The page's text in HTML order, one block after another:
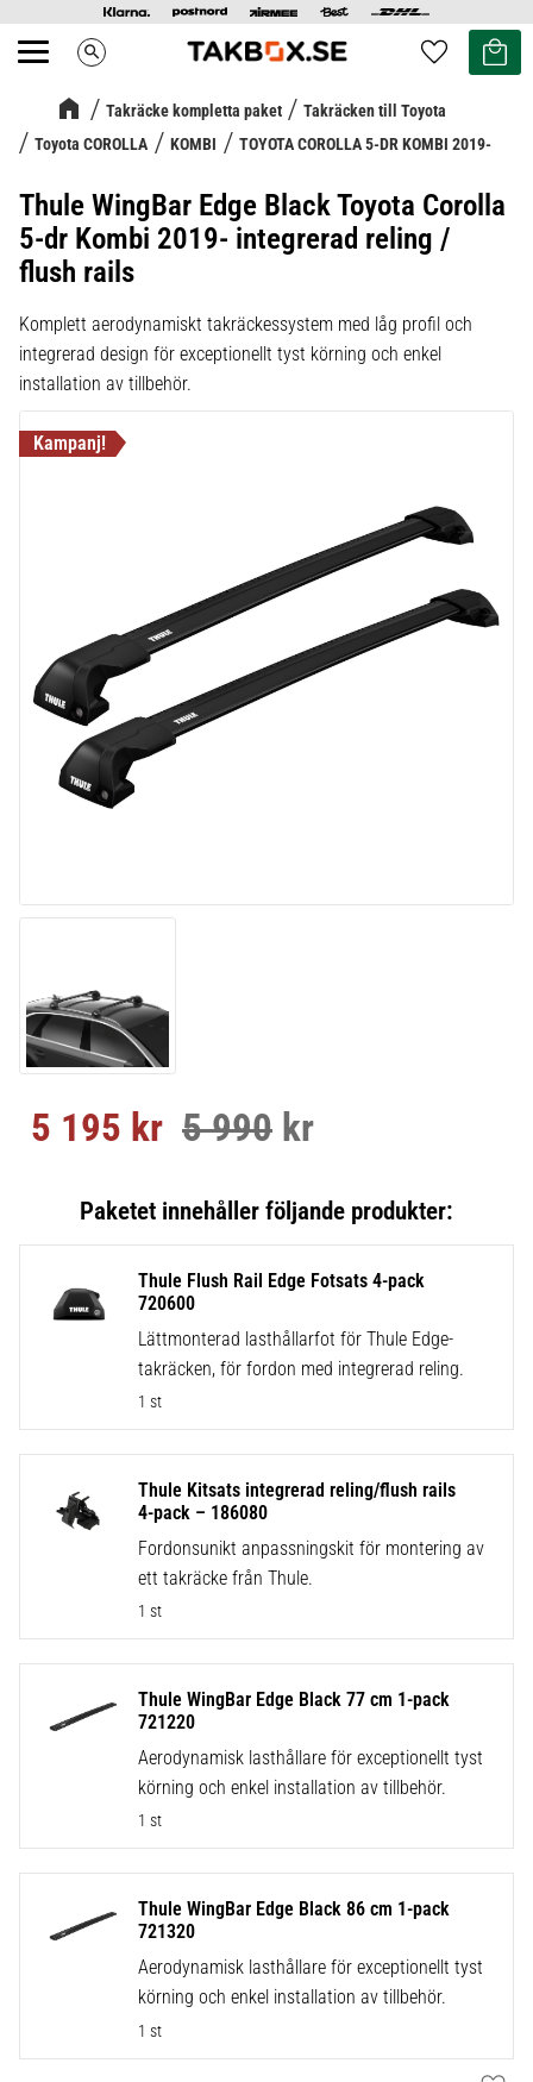
Meny search Favoriter
Kundvagn
Takräcke kompletta paket
Takräcken till Toyota
Toyota COROLLA
KOMBI TOYOTA COROLLA 5-DR KOMBI 2019-
Thule WingBar Edge Black Toyota Corolla
5-dr Kombi 2019- integrerad reling /
flush rails
Komplett aerodynamiskt takräckessystem med låg profil och
integrerad design för exceptionellt tyst körning och enkel
installation av tillbehör.
Nedsatt pris:
5 195 kr Ordinarie pris:
5 990 kr
Thule Flush Rail Edge Fotsats 4-pack
720600
Lättmonterad lasthållarfot för Thule Edge-
takräcken, för fordon med integrerad reling.
1 st
Thule Kitsats integrerad reling/flush rails
4-pack – 186080
Fordonsunikt anpassningskit för montering av
ett takräcke från Thule.
1 st
Thule WingBar Edge Black 77 cm 1-pack
721220
Aerodynamisk lasthållare för exceptionellt tyst
körning och enkel installation av tillbehör.
1 st
Thule WingBar Edge Black 86 cm 1-pack
721320
Aerodynamisk lasthållare för exceptionellt tyst
körning och enkel installation av tillbehör.
1 st